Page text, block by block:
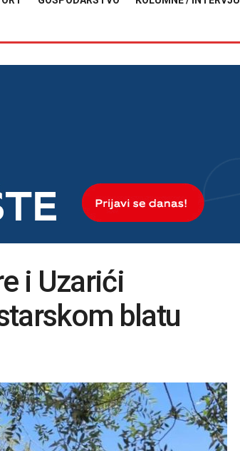
i Uzarići
blatu